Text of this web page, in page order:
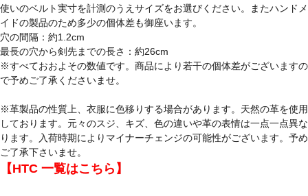
使いのベルト実寸を計測のうえサイズをお選びください。またハンドメ
イドの製品のため多少の個体差も御座います。
穴の間隔：約1.2cm
最長の穴から剣先までの長さ：約26cm
※すべておおよその数値です。商品により若干の個体差がございますの
で予めご了承くださいませ。
※革製品の性質上、衣服に色移りする場合があります。天然の革を使用
しております。元々のスジ、キズ、色の違いや革の表情は一点一点異な
ります。入荷時期によりマイナーチェンジの可能性がございます。予め
ご了承下さいませ。
【HTC 一覧はこちら】